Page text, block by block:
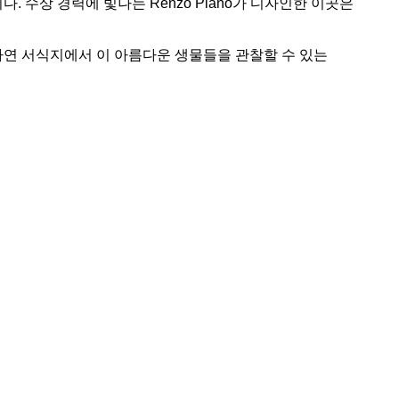
. 수상 경력에 빛나는 Renzo Piano가 디자인한 이곳은
서식지에서 이 아름다운 생물들을 관찰할 수 있는